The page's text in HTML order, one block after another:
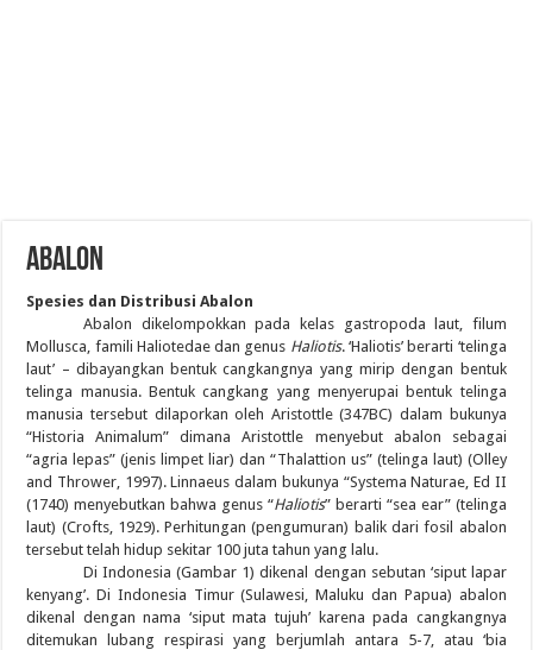
Abalon
Spesies dan Distribusi Abalon
Abalon dikelompokkan pada kelas gastropoda laut, filum
Mollusca, famili Haliotedae dan genus Haliotis. ‘Haliotis’ berarti ‘telinga
laut’ – dibayangkan bentuk cangkangnya yang mirip dengan bentuk
telinga manusia. Bentuk cangkang yang menyerupai bentuk telinga
manusia tersebut dilaporkan oleh Aristottle (347BC) dalam bukunya
“Historia Animalum” dimana Aristottle menyebut abalon sebagai
“agria lepas” (jenis limpet liar) dan “Thalattion us” (telinga laut) (Olley
and Thrower, 1997). Linnaeus dalam bukunya “Systema Naturae, Ed II
(1740) menyebutkan bahwa genus “Haliotis” berarti “sea ear” (telinga
laut) (Crofts, 1929). Perhitungan (pengumuran) balik dari fosil abalon
tersebut telah hidup sekitar 100 juta tahun yang lalu.
Di Indonesia (Gambar 1) dikenal dengan sebutan ‘siput lapar
kenyang’. Di Indonesia Timur (Sulawesi, Maluku dan Papua) abalon
dikenal dengan nama ‘siput mata tujuh’ karena pada cangkangnya
ditemukan lubang respirasi yang berjumlah antara 5-7, atau ‘bia